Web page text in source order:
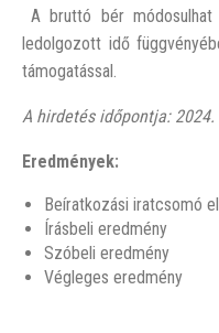
A bruttó bér módosulhat
ledolgozott idő
A hirdetés időpontja:
Eredmények:
Beíratkozási iratcsomó
Írásbeli eredmény
Szóbeli eredmény
Végleges eredmény